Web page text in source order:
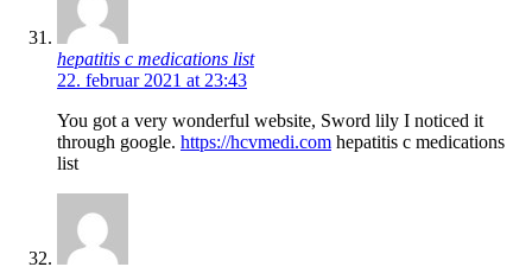
hepatitis c medications list
22. februar 2021 at 23:43
You got a very wonderful website, Sword lily I noticed it
through google. https://hcvmedi.com hepatitis c medications
list